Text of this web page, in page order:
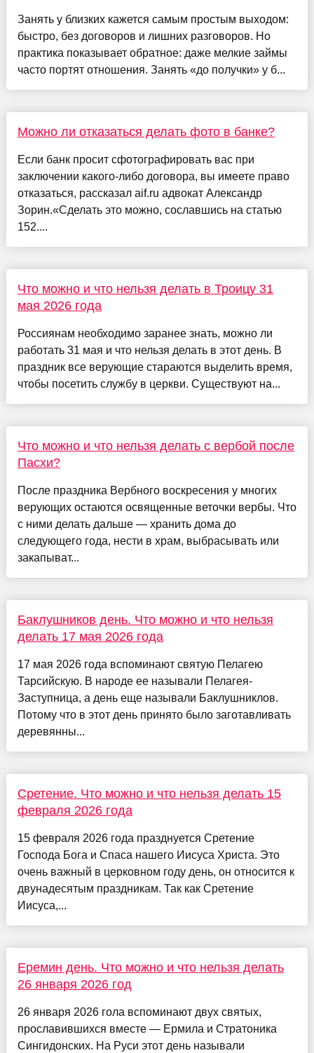
Занять у близких кажется самым простым выходом:
быстро, без договоров и лишних разговоров. Но
практика показывает обратное: даже мелкие займы
часто портят отношения. Занять «до получки» у б...
Можно ли отказаться делать фото в банке?
Если банк просит сфотографировать вас при
заключении какого-либо договора, вы имеете право
отказаться, рассказал aif.ru адвокат Александр
Зорин.«Сделать это можно, сославшись на статью
152....
Что можно и что нельзя делать в Троицу 31
мая 2026 года
Россиянам необходимо заранее знать, можно ли
работать 31 мая и что нельзя делать в этот день. В
праздник все верующие стараются выделить время,
чтобы посетить службу в церкви. Существуют на...
Что можно и что нельзя делать с вербой после
Пасхи?
После праздника Вербного воскресения у многих
верующих остаются освященные веточки вербы. Что
с ними делать дальше — хранить дома до
следующего года, нести в храм, выбрасывать или
закапыват...
Баклушников день. Что можно и что нельзя
делать 17 мая 2026 года
17 мая 2026 года вспоминают святую Пелагею
Тарсийскую. В народе ее называли Пелагея-
Заступница, а день еще называли Баклушниклов.
Потому что в этот день принято было заготавливать
деревянны...
Сретение. Что можно и что нельзя делать 15
февраля 2026 года
15 февраля 2026 года празднуется Сретение
Господа Бога и Спаса нашего Иисуса Христа. Это
очень важный в церковном году день, он относится к
двунадесятым праздникам. Так как Сретение
Иисуса,...
Еремин день. Что можно и что нельзя делать
26 января 2026 год
26 января 2026 гола вспоминают двух святых,
прославившихся вместе — Ермила и Стратоника
Сингидонских. На Руси этот день называли